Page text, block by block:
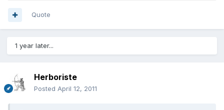
Quote
1 year later...
Herboriste
Posted April 12, 2011